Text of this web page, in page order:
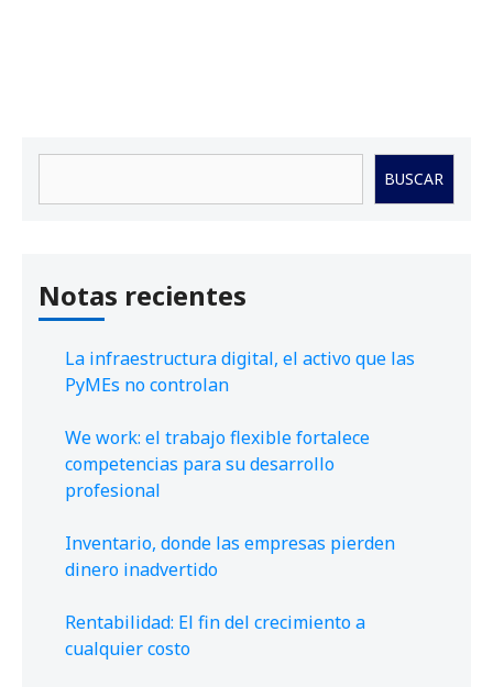
BUSCAR
Notas recientes
La infraestructura digital, el activo que las
PyMEs no controlan
We work: el trabajo flexible fortalece
competencias para su desarrollo
profesional
Inventario, donde las empresas pierden
dinero inadvertido
Rentabilidad: El fin del crecimiento a
cualquier costo